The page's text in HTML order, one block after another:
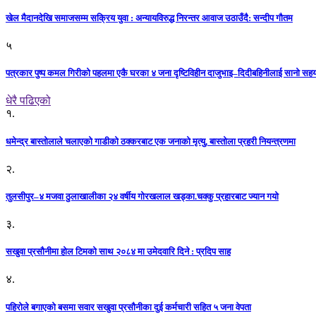
खेल मैदानदेखि समाजसम्म सक्रिय युवा : अन्यायविरुद्ध निरन्तर आवाज उठाउँदै: सन्दीप गौतम
५
पत्रकार पुष्प कमल गिरीको पहलमा एकै घरका ४ जना दृष्टिविहीन दाजुभाइ–दिदीबहिनीलाई सानो
धेरै पढिएको
१.
धमेन्द्र बास्तोलाले चलाएको गाडीको ठक्करबाट एक जनाको मृत्यु, बास्तोला प्रहरी नियन्त्रणमा
२.
तुलसीपुर–४ मजवा ठुलाखालीका २४ वर्षीय गोरखलाल खड्का.चक्कु प्रहारबाट ज्यान गयो
३.
सखुवा प्रसौनीमा होल टिमको साथ २०८४ मा उमेदवारि दिने : प्रदिप साह
४.
पहिराेले बगाएकाे बसमा सवार सखुवा प्रसाैनीका दुई कर्मचारी सहित ५ जना वेपता